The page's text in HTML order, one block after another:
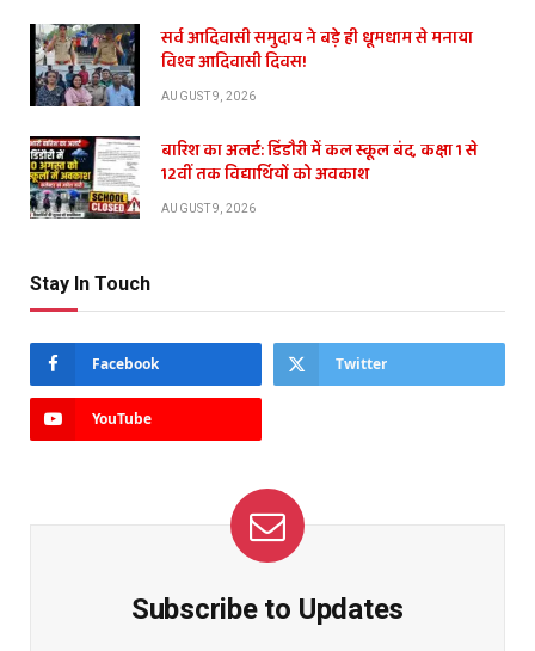
सर्व आदिवासी समुदाय ने बड़े ही धूमधाम से मनाया
विश्व आदिवासी दिवस!
AUGUST 9, 2026
बारिश का अलर्ट: डिंडौरी में कल स्कूल बंद, कक्षा 1 से
12वीं तक विद्यार्थियों को अवकाश
AUGUST 9, 2026
Stay In Touch
Facebook Twitter
YouTube
Subscribe to Updates